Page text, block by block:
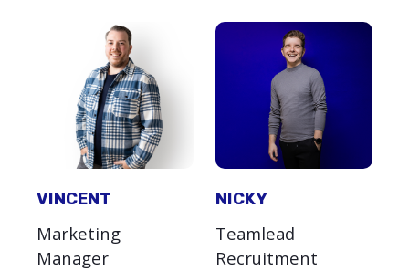
VINCENT
Marketing
Manager
NICKY
Teamlead
Recruitment